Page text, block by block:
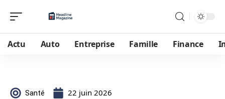
Actu Auto Entreprise Famille Finance
Santé 22 juin 2026